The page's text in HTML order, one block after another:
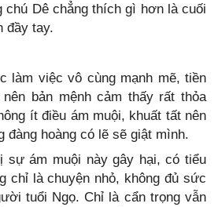
chú Dê chẳng thích gì hơn là cuối
đầy tay.
làm việc vô cùng mạnh mẽ, tiền
bản mệnh cảm thấy rất thỏa
ít điều ám muội, khuất tất nên
đàng hoàng có lẽ sẽ giật mình.
sự ám muội này gây hại, có tiểu
chỉ là chuyện nhỏ, không đủ sức
tuổi Ngọ. Chỉ là cẩn trọng vẫn